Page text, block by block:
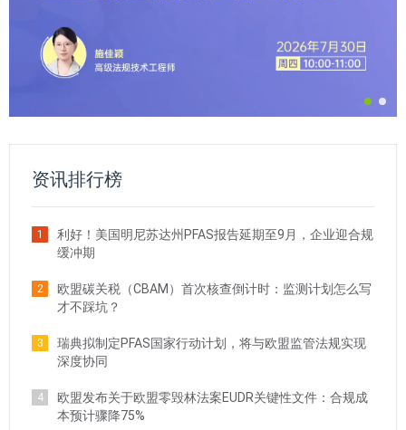
资讯排行榜
1
利好！美国明尼苏达州PFAS报告延期至9月，企业迎合规
缓冲期
2
欧盟碳关税（CBAM）首次核查倒计时：监测计划怎么写
才不踩坑？
3
瑞典拟制定PFAS国家行动计划，将与欧盟监管法规实现
深度协同
4
欧盟发布关于欧盟零毁林法案EUDR关键性文件：合规成
本预计骤降75%